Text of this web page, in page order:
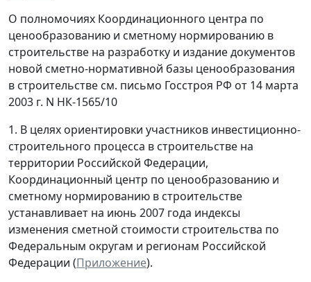
О полномочиях Координационного центра по
ценообразованию и сметному нормированию в
строительстве на разработку и издание документов
новой сметно-нормативной базы ценообразования
в строительстве см. письмо Госстроя РФ от 14 марта
2003 г. N НК-1565/10
1. В целях ориентировки участников инвестиционно-
строительного процесса в строительстве на
территории Российской Федерации,
Координационный центр по ценообразованию и
сметному нормированию в строительстве
устанавливает на июнь 2007 года индексы
изменения сметной стоимости строительства по
Федеральным округам и регионам Российской
Федерации (Приложение).